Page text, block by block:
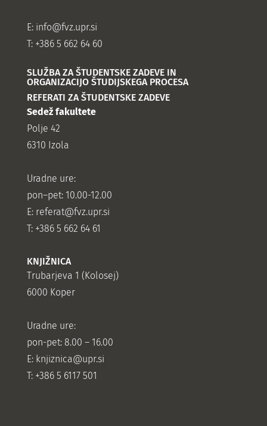
E: info@fvz.upr.si
T: +386 5 662 64 60
SLUŽBA ZA ŠTUDENTSKE ZADEVE IN
ORGANIZACIJO ŠTUDIJSKEGA PROCESA
REFERATI ZA ŠTUDENTSKE ZADEVE
Sedež fakultete
Polje 42
6310 Izola
Uradne ure:
pon–pet: 10.00-12.00
E: referat@fvz.upr.si
T: +386 5 662 64 61
KNJIŽNICA
Trubarjeva 1 (Kolosej)
6000 Koper
Uradne ure:
pon-pet: 8.00 – 16.00
E: knjiznica@upr.si
T: +386 5 6117 501